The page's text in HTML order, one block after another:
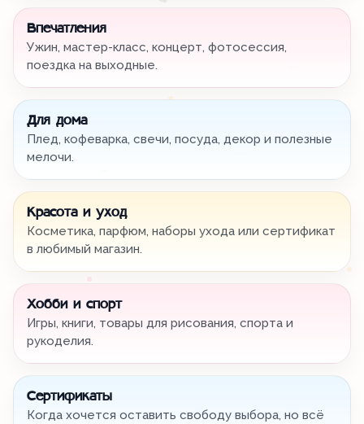
Впечатления
Ужин, мастер-класс, концерт, фотосессия,
поездка на выходные.
Для дома
Плед, кофеварка, свечи, посуда, декор и полезные
мелочи.
Красота и уход
Косметика, парфюм, наборы ухода или сертификат
в любимый магазин.
Хобби и спорт
Игры, книги, товары для рисования, спорта и
рукоделия.
Сертификаты
Когда хочется оставить свободу выбора, но всё